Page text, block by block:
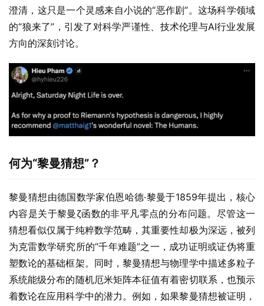
澄清，这只是一个灵感来自小说的“恶作剧”。这场科学领域
的“狼来了”，引发了对科学严谨性、技术伦理与AI行业发展
方向的深刻讨论。
何为“黎曼猜想”？
黎曼猜想由德国数学家伯恩哈德·黎曼于1859年提出，核心
内容是关于黎曼ζ函数的非平凡零点的分布问题。尽管这一
猜想看似仅属于纯粹数学范畴，其重要性却极为深远，被列
为克雷数学研究所的“千年难题”之一，成功证明或证伪将重
塑数论的基础框架。同时，黎曼猜想与物理学中描述多粒子
系统能级分布的随机厄米矩阵本征值有着密切联系，也预示
着数论在应用科学中的潜力。例如，如果黎曼猜想被证明，